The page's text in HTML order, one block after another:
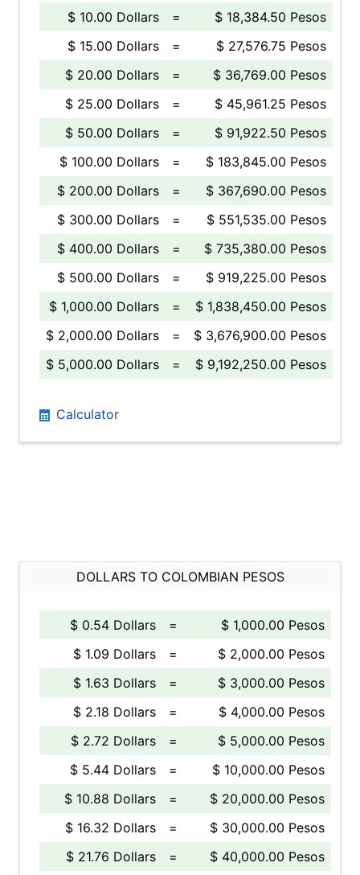
$ 10.00 Dollars
=
$ 18,384.50 Pesos
$ 15.00 Dollars
=
$ 27,576.75 Pesos
$ 20.00 Dollars
=
$ 36,769.00 Pesos
$ 25.00 Dollars
=
$ 45,961.25 Pesos
$ 50.00 Dollars
=
$ 91,922.50 Pesos
$ 100.00 Dollars
=
$ 183,845.00 Pesos
$ 200.00 Dollars
=
$ 367,690.00 Pesos
$ 300.00 Dollars
=
$ 551,535.00 Pesos
$ 400.00 Dollars
=
$ 735,380.00 Pesos
$ 500.00 Dollars
=
$ 919,225.00 Pesos
$ 1,000.00 Dollars
=
$ 1,838,450.00 Pesos
$ 2,000.00 Dollars
=
$ 3,676,900.00 Pesos
$ 5,000.00 Dollars
= $ 9,192,250.00 Pesos
Calculator
DOLLARS TO COLOMBIAN PESOS
$ 0.54 Dollars =
$ 1,000.00 Pesos
$ 1.09 Dollars
=
$ 2,000.00 Pesos
$ 1.63 Dollars
=
$ 3,000.00 Pesos
$ 2.18 Dollars
=
$ 4,000.00 Pesos
$ 2.72 Dollars
=
$ 5,000.00 Pesos
$ 5.44 Dollars
=
$ 10,000.00 Pesos
$ 10.88 Dollars
=
$ 20,000.00 Pesos
$ 16.32 Dollars
=
$ 30,000.00 Pesos
$ 21.76 Dollars
= $ 40,000.00 Pesos